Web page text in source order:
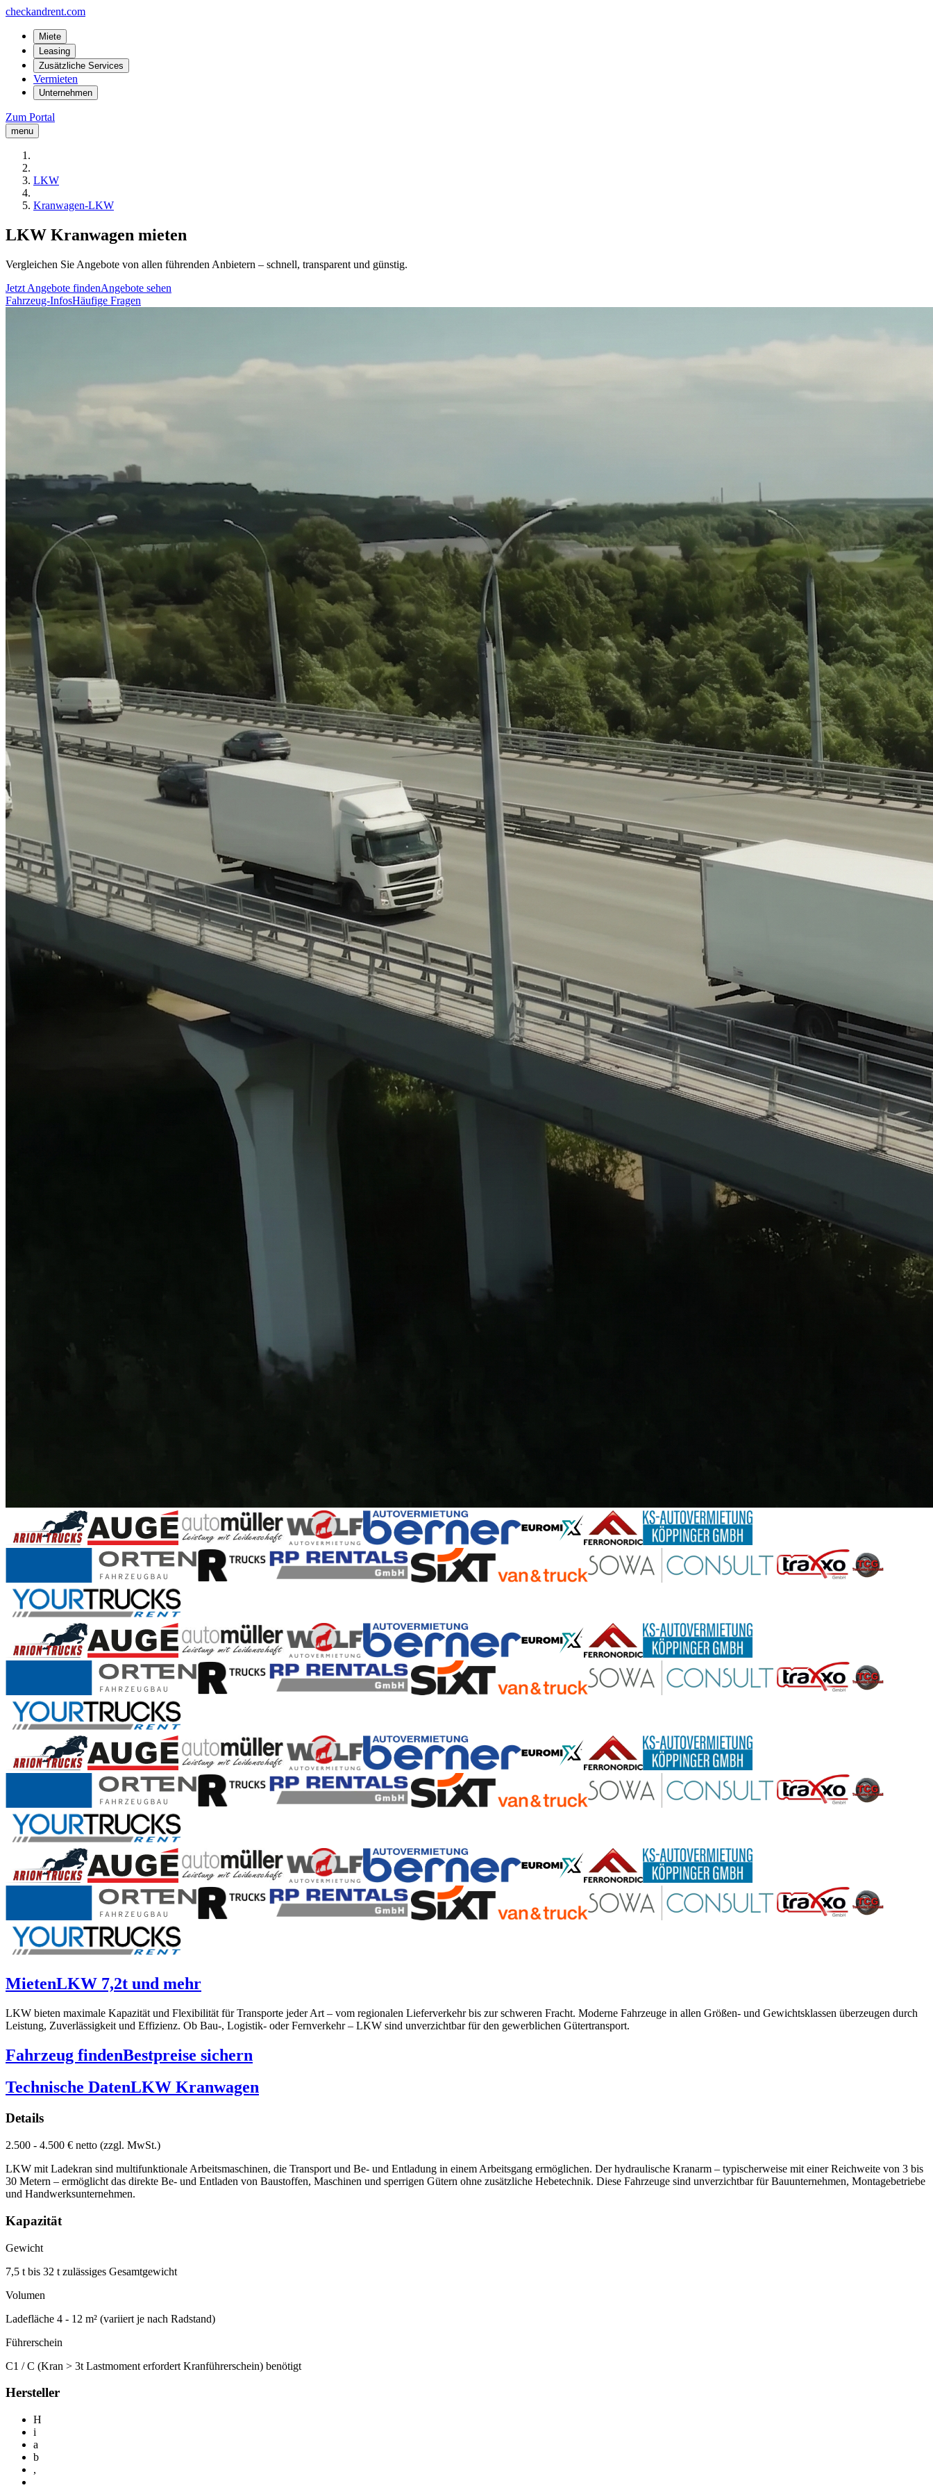
checkandrent.com
Miete
Leasing
Zusätzliche Services
Vermieten
Unternehmen
Zum Portal
menu
LKW
Kranwagen-LKW
LKW Kranwagen mieten
Vergleichen Sie Angebote von allen führenden Anbietern – schnell, transparent und günstig.
Jetzt Angebote findenAngebote sehen
Fahrzeug-InfosHäufige Fragen
MietenLKW 7,2t und mehr
LKW bieten maximale Kapazität und Flexibilität für Transporte jeder Art – vom regionalen Lieferverkehr bis zur schweren Fracht. Moderne Fahrzeuge in allen Größen- und Gewichtsklassen überzeugen durch
Leistung, Zuverlässigkeit und Effizienz. Ob Bau-, Logistik- oder Fernverkehr – LKW sind unverzichtbar für den gewerblichen Gütertransport.
Fahrzeug findenBestpreise sichern
Technische DatenLKW Kranwagen
Details
2.500 - 4.500 € netto (zzgl. MwSt.)
LKW mit Ladekran sind multifunktionale Arbeitsmaschinen, die Transport und Be- und Entladung in einem Arbeitsgang ermöglichen. Der hydraulische Kranarm – typischerweise mit einer Reichweite von 3 bis
30 Metern – ermöglicht das direkte Be- und Entladen von Baustoffen, Maschinen und sperrigen Gütern ohne zusätzliche Hebetechnik. Diese Fahrzeuge sind unverzichtbar für Bauunternehmen, Montagebetriebe
und Handwerksunternehmen.
Kapazität
Gewicht
7,5 t bis 32 t zulässiges Gesamtgewicht
Volumen
Ladefläche 4 - 12 m² (variiert je nach Radstand)
Führerschein
C1 / C (Kran > 3t Lastmoment erfordert Kranführerschein) benötigt
Hersteller
H
i
a
b
,